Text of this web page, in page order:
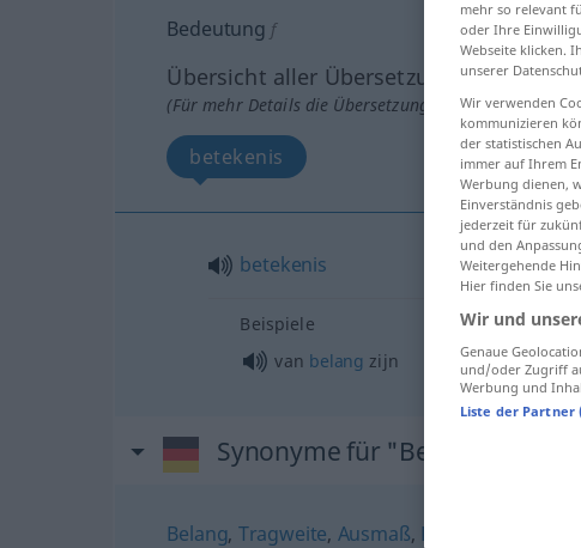
Bedeutung f
Übersicht aller Übersetzungen
(Für mehr Details die Übersetzung anklicken/
betekenis
betekenis
Beispiele
van belang zijn
Synonyme für "Bedeutung"
Belang, Tragweite, Ausmaß, Dimension
mehr so relevant
oder Ihre
Webseite klicken.
unserer
Wir verwenden
kommunizieren
der statistischen
immer auf Ihrem
Werbung dienen,
Einverständnis
jederzeit für
und den
Weitergehende
Hier finden Sie
Wir und
Genaue
und/oder Zugriff
Werbung und
Liste der Partner